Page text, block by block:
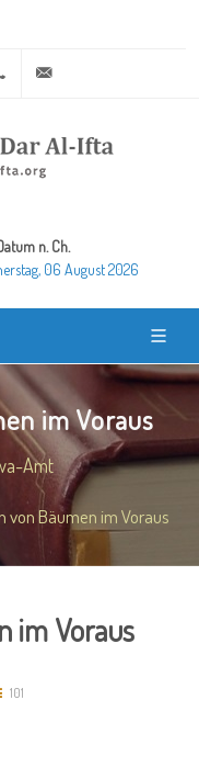
+20 2 25970400
n. Ch.
06 August 2026
im Voraus
Amt
von Bäumen im Voraus
im Voraus
101